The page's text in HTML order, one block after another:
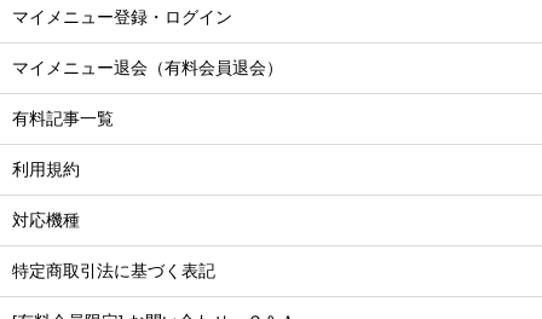
マイメニュー登録・ログイン
マイメニュー退会（有料会員退会）
有料記事一覧
利用規約
対応機種
特定商取引法に基づく表記